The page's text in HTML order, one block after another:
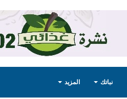
نباتك المزيد